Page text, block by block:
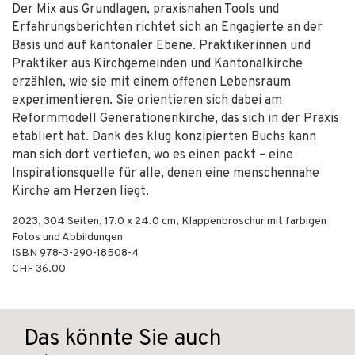
Der Mix aus Grundlagen, praxisnahen Tools und
Erfahrungsberichten richtet sich an Engagierte an der
Basis und auf kantonaler Ebene. Praktikerinnen und
Praktiker aus Kirchgemeinden und Kantonalkirche
erzählen, wie sie mit einem offenen Lebensraum
experimentieren. Sie orientieren sich dabei am
Reformmodell Generationenkirche, das sich in der Praxis
etabliert hat. Dank des klug konzipierten Buchs kann
man sich dort vertiefen, wo es einen packt – eine
Inspirationsquelle für alle, denen eine menschennahe
Kirche am Herzen liegt.
2023, 304 Seiten, 17.0 x 24.0 cm, Klappenbroschurmit farbigen
Fotos und Abbildungen
ISBN 978-3-290-18508-4
CHF 36.00
Das könnte Sie auch